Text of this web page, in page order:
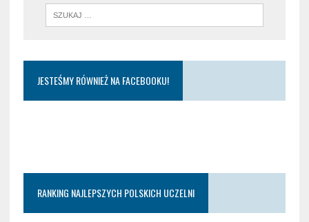
JESTEŚMY RÓWNIEŻ NA FACEBOOKU!
RANKING NAJLEPSZYCH POLSKICH UCZELNI